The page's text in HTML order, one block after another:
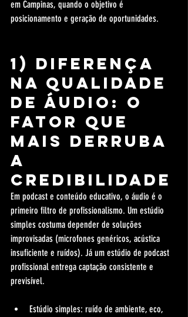
em Campinas, quando o objetivo é
posicionamento e geração de oportunidades.
1) Diferença
na qualidade
de áudio: o
fator que
mais derruba
a
credibilidade
Em podcast e conteúdo educativo, o áudio é o
primeiro filtro de profissionalismo. Um estúdio
simples costuma depender de soluções
improvisadas (microfones genéricos, acústica
insuficiente e ruídos). Já um estúdio de podcast
profissional entrega captação consistente e
previsível.
Estúdio simples: ruído de ambiente, eco,